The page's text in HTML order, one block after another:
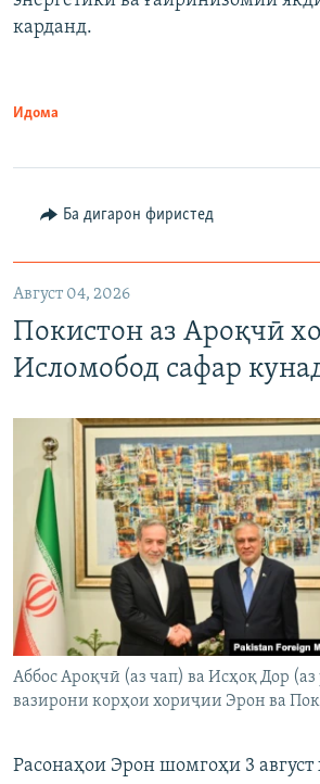
карданд.
Идома
Ба дигарон фиристед
Август 04, 2026
Покистон аз Ароқчӣ
Исломобод сафар
Аббос Ароқчӣ (аз чап) ва Исҳоқ Дор (аз
вазирони корҳои хориҷии Эрон ва
Расонаҳои Эрон шомгоҳи 3 август